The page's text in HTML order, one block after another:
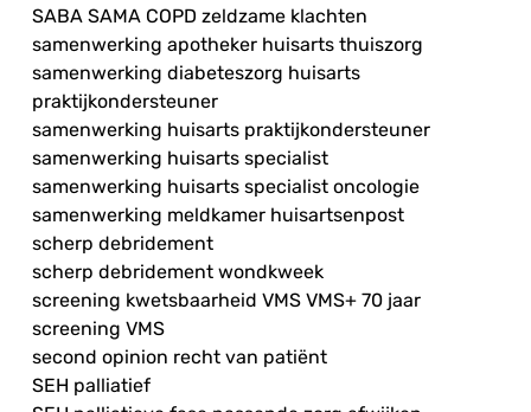
SABA SAMA COPD zeldzame klachten
samenwerking apotheker huisarts thuiszorg
samenwerking diabeteszorg huisarts
praktijkondersteuner
samenwerking huisarts praktijkondersteuner
samenwerking huisarts specialist
samenwerking huisarts specialist oncologie
samenwerking meldkamer huisartsenpost
scherp debridement
scherp debridement wondkweek
screening kwetsbaarheid VMS VMS+ 70 jaar
screening VMS
second opinion recht van patiënt
SEH palliatief